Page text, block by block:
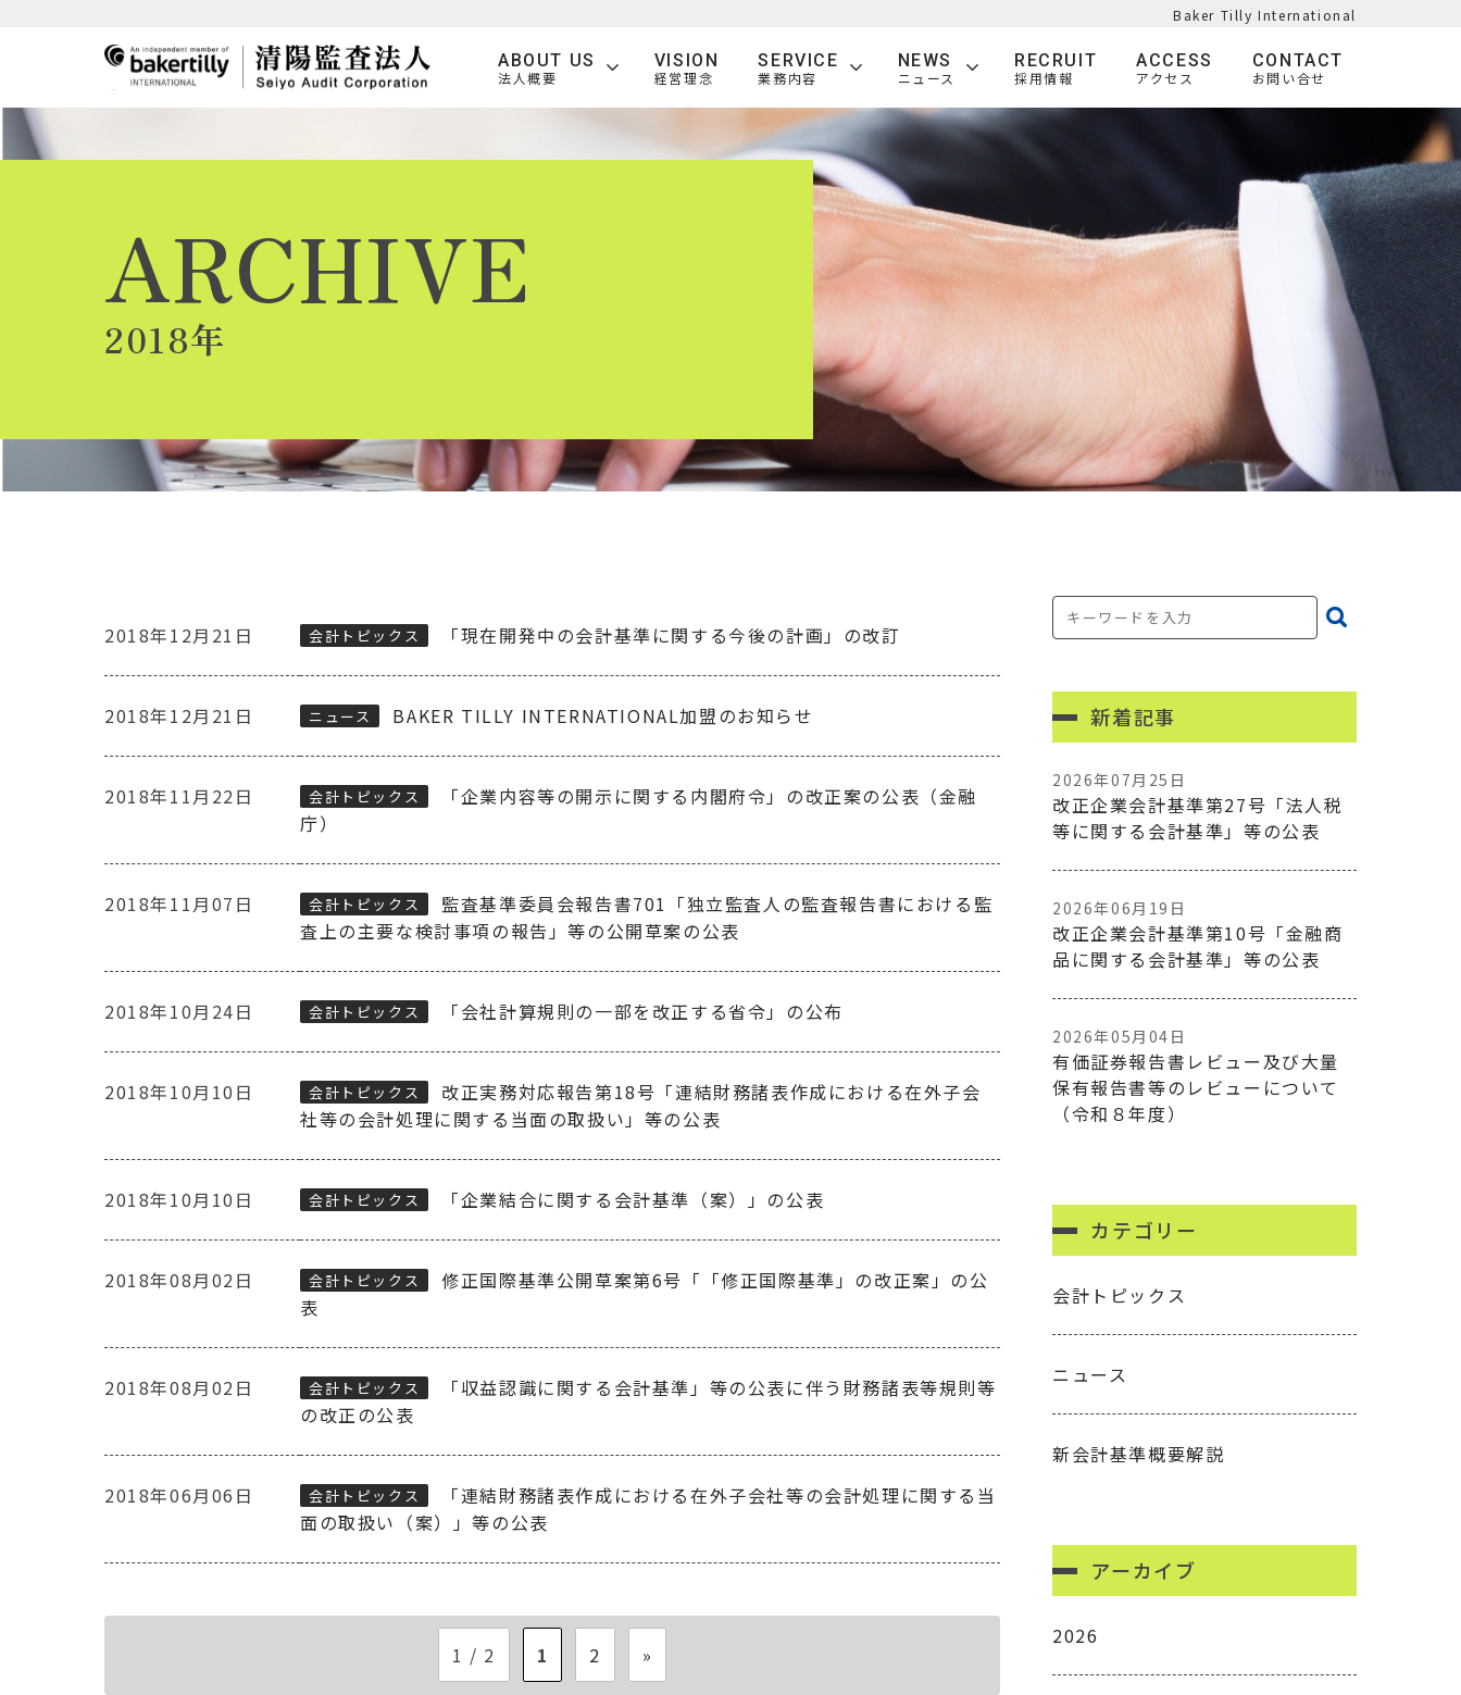
Baker Tilly International
ABOUT US
法人概要
VISION
経営理念
SERVICE
業務内容
NEWS
ニュース
RECRUIT
採用情報
ACCESS
アクセス
CONTACT
お問い合せ
ARCHIVE
2018年
2018年12月21日 会計トピックス 「現在開発中の会計基準に関する今後の計画」の改訂
2018年12月21日 ニュース BAKER TILLY INTERNATIONAL加盟のお知らせ
2018年11月22日 会計トピックス
「企業内容等の開示に関する内閣府令」の改正案の公表（金融
庁）
2018年11月07日 会計トピックス
監査基準委員会報告書701「独立監査人の監査報告書における監
査上の主要な検討事項の報告」等の公開草案の公表
2018年10月24日 会計トピックス 「会社計算規則の一部を改正する省令」の公布
2018年10月10日 会計トピックス
改正実務対応報告第18号「連結財務諸表作成における在外子会
社等の会計処理に関する当面の取扱い」等の公表
2018年10月10日 会計トピックス 「企業結合に関する会計基準（案）」の公表
2018年08月02日 会計トピックス
修正国際基準公開草案第6号「「修正国際基準」の改正案」の公
表
2018年08月02日 会計トピックス
「収益認識に関する会計基準」等の公表に伴う財務諸表等規則等
の改正の公表
2018年06月06日 会計トピックス
「連結財務諸表作成における在外子会社等の会計処理に関する当
面の取扱い（案）」等の公表
1 / 2 1 2 »
新着記事
2026年07月25日
改正企業会計基準第27号「法人税
等に関する会計基準」等の公表
2026年06月19日
改正企業会計基準第10号「金融商
品に関する会計基準」等の公表
2026年05月04日
有価証券報告書レビュー及び大量
保有報告書等のレビューについて
（令和８年度）
カテゴリー
会計トピックス
ニュース
新会計基準概要解説
アーカイブ
2026